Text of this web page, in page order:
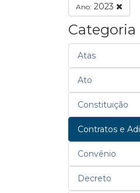
Ano: 2023
Categoria
Atas
Ato
Constituição
Contratos e
Convênio
Decreto